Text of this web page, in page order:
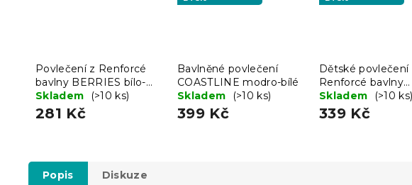
Povlečení z Renforcé
bavlny BERRIES bílo-
černé
Skladem (>10 ks)
281 Kč
Bavlněné povlečení
COASTLINE modro-bílé
Skladem
(>10 ks)
399 Kč
Dětské povlečení
Renforcé bavlny
ALPHORA barevné
Skladem (>10 ks)
339 Kč
Popis Diskuze